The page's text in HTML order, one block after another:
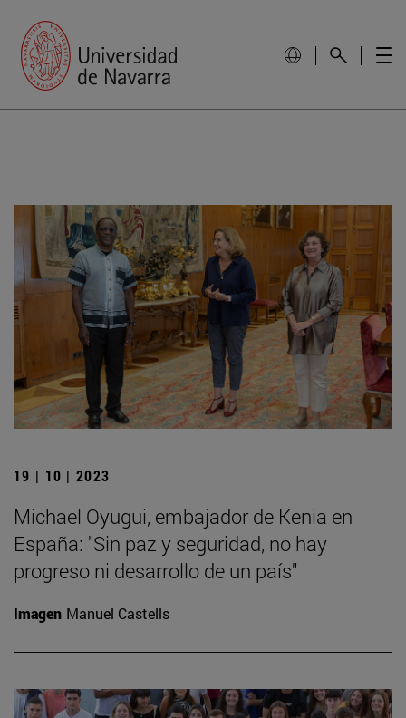
19 | 10 | 2023
Michael Oyugui, embajador de Kenia en
España: "Sin paz y seguridad, no hay
progreso ni desarrollo de un país"
Imagen Manuel Castells